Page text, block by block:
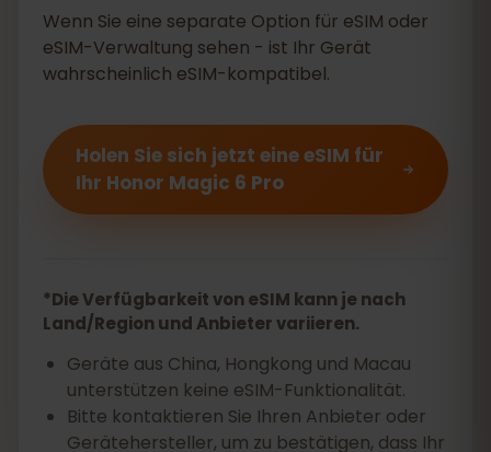
Wenn Sie eine separate Option für eSIM oder
eSIM-Verwaltung sehen - ist Ihr Gerät
wahrscheinlich eSIM-kompatibel.
Holen Sie sich jetzt eine eSIM für
Ihr Honor Magic 6 Pro
*Die Verfügbarkeit von eSIM kann je nach
Land/Region und Anbieter variieren.
Geräte aus China, Hongkong und Macau
unterstützen keine eSIM-Funktionalität.
Bitte kontaktieren Sie Ihren Anbieter oder
Gerätehersteller, um zu bestätigen, dass Ihr